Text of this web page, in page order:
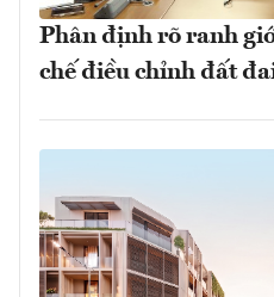
Phân định rõ ranh
chế điều chỉnh đất